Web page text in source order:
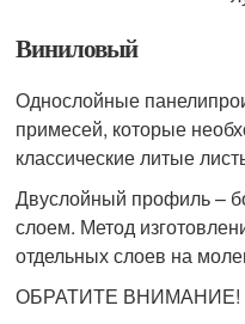
Виниловый
Однослойные
примесей, которые
классические литые
Двуслойный профиль –
слоем. Метод
отдельных слоев на
ОБРАТИТЕ ВНИМАНИЕ!